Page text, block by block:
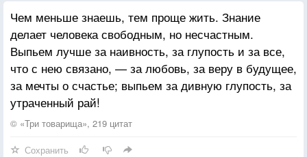
Чем меньше знаешь, тем проще жить. Знание
делает человека свободным, но несчастным.
Выпьем лучше за наивность, за глупость и за все,
что с нею связано, — за любовь, за веру в будущее,
за мечты о счастье; выпьем за дивную глупость, за
утраченный рай!
© «Три товарища», 219 цитат
Сохранить